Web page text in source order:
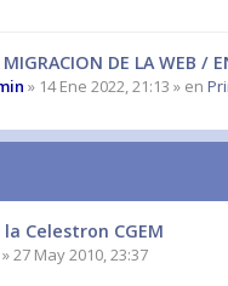
MIGRACION DE LA WEB /
» 14 Ene 2022, 21:13 » en
Celestron CGEM
» 27 May 2010, 23:37